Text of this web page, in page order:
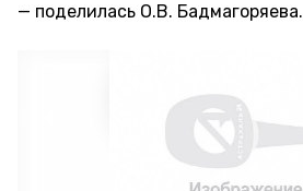
поделилась О.В. Бадмагоряева.